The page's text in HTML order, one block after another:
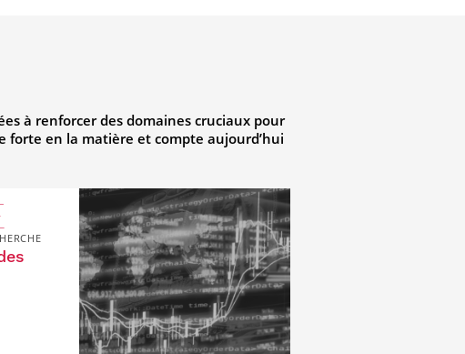
à renforcer des domaines cruciaux pour
forte en la matière et compte aujourd’hui